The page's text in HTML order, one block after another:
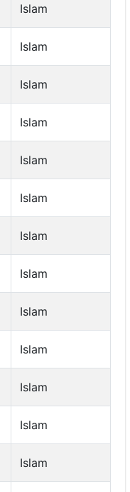
Islam
Islam
Islam
Islam
Islam
Islam
Islam
Islam
Islam
Islam
Islam
Islam
Islam